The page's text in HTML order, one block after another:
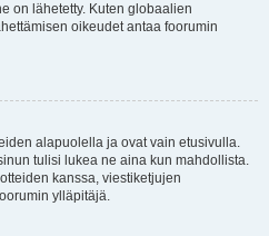
on lähetetty. Kuten globaalien
oikeudet antaa foorumin
alapuolella ja ovat vain etusivulla.
tulisi lukea ne aina kun mahdollista.
kanssa, viestiketjujen
ylläpitäjä.